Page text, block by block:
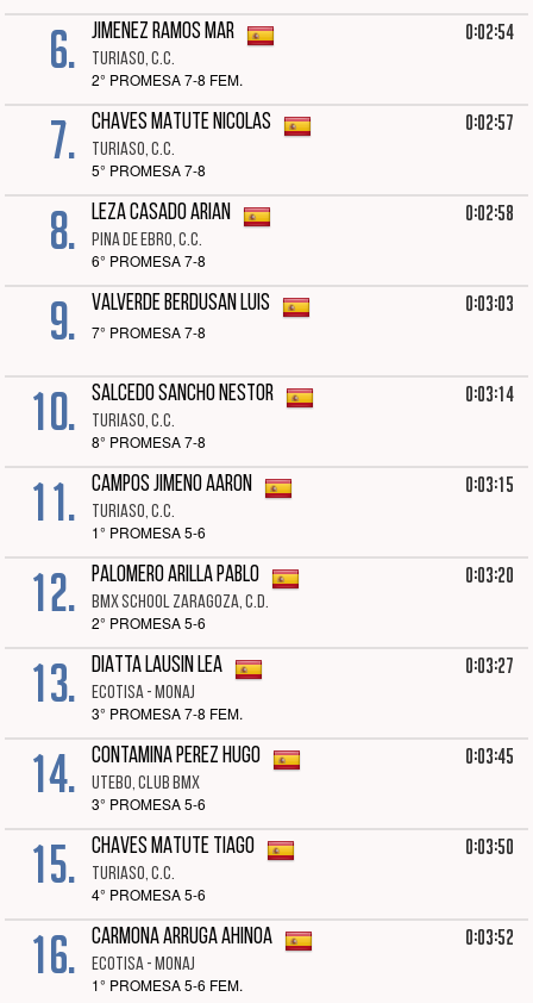
6. JIMENEZ RAMOS MAR
TURIASO, C.C.
2° PROMESA 7-8 FEM.
0:02:54
7. CHAVES MATUTE NICOLAS
TURIASO, C.C.
5° PROMESA 7-8
0:02:57
8. LEZA CASADO ARIAN
PINA DE EBRO, C.C.
6° PROMESA 7-8
0:02:58
9. VALVERDE BERDUSAN LUIS
7° PROMESA 7-8
0:03:03
10. SALCEDO SANCHO NESTOR
TURIASO, C.C.
8° PROMESA 7-8
0:03:14
11. CAMPOS JIMENO AARON
TURIASO, C.C.
1° PROMESA 5-6
0:03:15
12. PALOMERO ARILLA PABLO
BMX SCHOOL ZARAGOZA, C.D.
2° PROMESA 5-6
0:03:20
13. DIATTA LAUSIN LEA
ECOTISA - MONAJ
3° PROMESA 7-8 FEM.
0:03:27
14. CONTAMINA PEREZ HUGO
UTEBO, CLUB BMX
3° PROMESA 5-6
0:03:45
15. CHAVES MATUTE TIAGO
TURIASO, C.C.
4° PROMESA 5-6
0:03:50
16. CARMONA ARRUGA AHINOA
ECOTISA - MONAJ
1° PROMESA 5-6 FEM.
0:03:52